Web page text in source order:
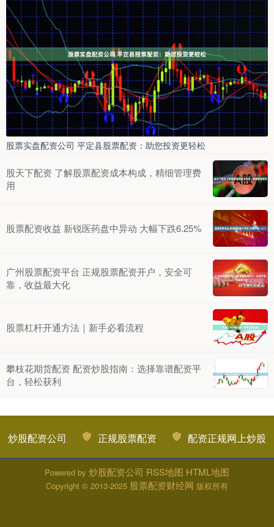
股票实盘配资公司 平定县股票配资：助您投资更轻松
股天下配资 了解股票配资成本构成，精细管理费
用
股票配资收益 新锐医药盘中异动 大幅下跌6.25%
广州股票配资平台 正规股票配资开户，安全可
靠，收益最大化
股票杠杆开通方法｜新手必看流程
攀枝花期货配资 配资炒股指南：选择靠谱配资平
台，轻松获利
炒股配资公司 正规股票配资 配资正规网上炒股
Powered by 炒股配资公司 RSS地图 HTML地图
Copyright © 2013-2025 股票配资财经网 版权所有